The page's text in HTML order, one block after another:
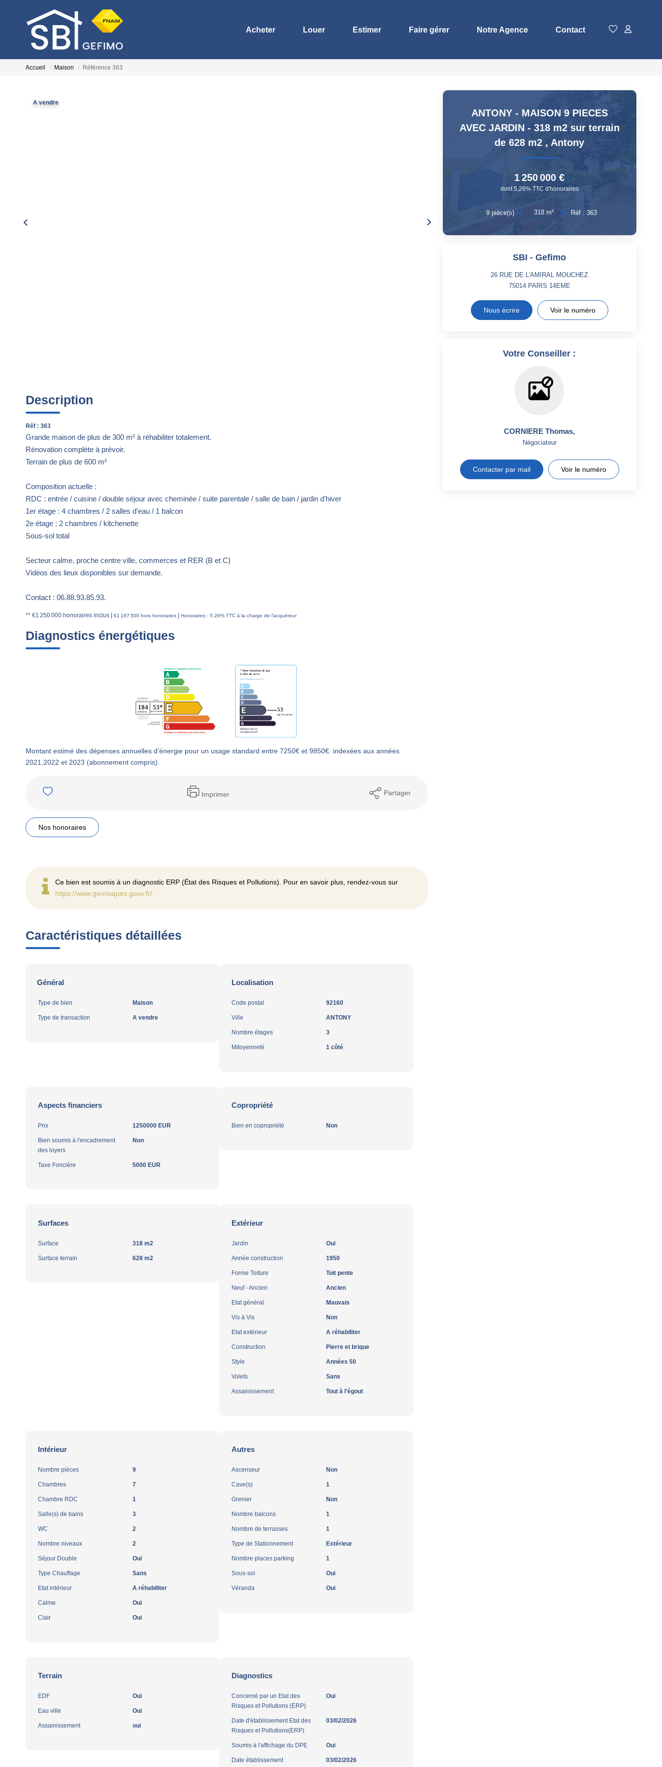
Acheter Louer Estimer Faire gérer Notre Agence Contact
Accueil Maison Référence 363
A vendre
Description
Réf : 363
Grande maison de plus de 300 m² à réhabiliter totalement.
Rénovation complète à prévoir.
Terrain de plus de 600 m²
Composition actuelle :
RDC : entrée / cuisine / double séjour avec cheminée / suite parentale / salle de bain / jardin d'hiver
1er étage : 4 chambres / 2 salles d'eau / 1 balcon
2e étage : 2 chambres / kitchenette
Sous-sol total
Secteur calme, proche centre ville, commerces et RER (B et C)
Vidéos des lieux disponibles sur demande.
Contact : 06.88.93.85.93.
** €1 250 000 honoraires inclus €1 187 500 hors honoraires Honoraires : 5.26% TTC à la charge de l'acquéreur
Diagnostics énergétiques
Montant estimé des dépenses annuelles d'énergie pour un usage standard entre 7250€ et 9850€. indexées aux années
2021,2022 et 2023 (abonnement compris).
Imprimer Partager
Nos honoraires
Ce bien est soumis à un diagnostic ERP (État des Risques et Pollutions). Pour en savoir plus, rendez-vous sur
https://www.georisques.gouv.fr/
Caractéristiques détaillées
Général
Type de bien Maison
Type de transaction A vendre
Localisation
Code postal 92160
Ville ANTONY
Nombre étages 3
Mitoyenneté 1 côté
Aspects financiers
Prix 1250000 EUR
Bien soumis à l'encadrement
des loyers
Non
Taxe Foncière 5000 EUR
Copropriété
Bien en copropriété Non
Surfaces
Surface 318 m2
Surface terrain 628 m2
Extérieur
Jardin Oui
Année construction 1950
Forme Toiture Toit pente
Neuf - Ancien Ancien
Etat général Mauvais
Vis à Vis Non
Etat extérieur A réhabiliter
Construction Pierre et brique
Style Années 50
Volets Sans
Assainissement Tout à l'égout
Intérieur
Nombre pièces 9
Chambres 7
Chambre RDC 1
Salle(s) de bains 3
WC 2
Nombre niveaux 2
Séjour Double Oui
Type Chauffage Sans
Etat intérieur A réhabiliter
Calme Oui
Clair Oui
Autres
Ascenseur Non
Cave(s) 1
Grenier Non
Nombre balcons 1
Nombre de terrasses 1
Type de Stationnement Extérieur
Nombre places parking 1
Sous-sol Oui
Véranda Oui
Terrain
EDF Oui
Eau ville Oui
Assainissement oui
Diagnostics
Concerné par un Etat des
Risques et Pollutions (ERP)
Oui
Date d'établissement Etat des
Risques et Pollutions(ERP)
03/02/2026
Soumis à l'affichage du DPE Oui
Date établissement
03/02/2026
ANTONY - MAISON 9 PIECES
AVEC JARDIN - 318 m2 sur terrain
de 628 m2 , Antony
1 250 000 €
dont 5,26% TTC d'honoraires
9 pièce(s) 318 m² Réf : 363
SBI - Gefimo
26 RUE DE L'AMIRAL MOUCHEZ
75014 PARIS 14EME
Nous écrire Voir le numéro
Votre Conseiller :
CORNIERE Thomas,
Négociateur
Contacter par mail Voir le numéro